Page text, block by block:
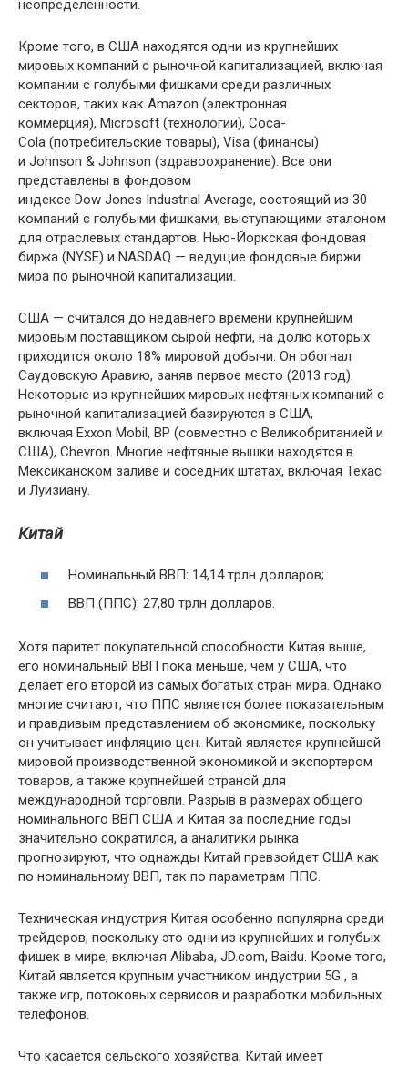
неопределенности.
Кроме того, в США находятся одни из крупнейших
мировых компаний с рыночной капитализацией, включая
компании с голубыми фишками среди различных
секторов, таких как Amazon (электронная
коммерция), Microsoft (технологии), Coca-
Cola (потребительские товары), Visa (финансы)
и Johnson & Johnson (здравоохранение). Все они
представлены в фондовом
индексе Dow Jones Industrial Average, состоящий из 30
компаний с голубыми фишками, выступающими эталоном
для отраслевых стандартов. Нью-Йоркская фондовая
биржа (NYSE) и NASDAQ — ведущие фондовые биржи
мира по рыночной капитализации.
США — считался до недавнего времени крупнейшим
мировым поставщиком сырой нефти, на долю которых
приходится около 18% мировой добычи. Он обогнал
Саудовскую Аравию, заняв первое место (2013 год).
Некоторые из крупнейших мировых нефтяных компаний с
рыночной капитализацией базируются в США,
включая Exxon Mobil, BP (совместно с Великобританией и
США), Chevron. Многие нефтяные вышки находятся в
Мексиканском заливе и соседних штатах, включая Техас
и Луизиану.
Китай
Номинальный ВВП: 14,14 трлн долларов;
ВВП (ППС): 27,80 трлн долларов.
Хотя паритет покупательной способности Китая выше,
его номинальный ВВП пока меньше, чем у США, что
делает его второй из самых богатых стран мира. Однако
многие считают, что ППС является более показательным
и правдивым представлением об экономике, поскольку
он учитывает инфляцию цен. Китай является крупнейшей
мировой производственной экономикой и экспортером
товаров, а также крупнейшей страной для
международной торговли. Разрыв в размерах общего
номинального ВВП США и Китая за последние годы
значительно сократился, а аналитики рынка
прогнозируют, что однажды Китай превзойдет США как
по номинальному ВВП, так по параметрам ППС.
Техническая индустрия Китая особенно популярна среди
трейдеров, поскольку это одни из крупнейших и голубых
фишек в мире, включая Alibaba, JD.com, Baidu. Кроме того,
Китай является крупным участником индустрии 5G , а
также игр, потоковых сервисов и разработки мобильных
телефонов.
Что касается сельского хозяйства, Китай имеет